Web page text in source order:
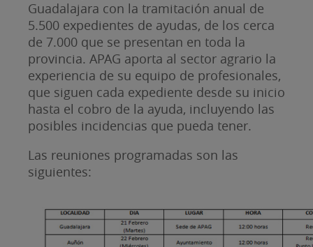
Guadalajara con la tramitación anual de
5.500 expedientes de ayudas, de los cerca
de 7.000 que se presentan en toda la
provincia. APAG aporta al sector agrario la
experiencia de su equipo de profesionales,
que siguen cada expediente desde su inicio
hasta el cobro de la ayuda, incluyendo las
posibles incidencias que pueda tener.
Las reuniones programadas son las
siguientes: